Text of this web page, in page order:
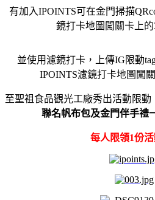
有加入IPOINTS可在金門掃描
鏡打卡地圖闖關卡上的
並使用濾鏡打卡，
上傳IG限動
IPOINTS濾鏡打卡地圖闖
至聖祖食品觀光工廠秀出活動限動
聯名帆布包及金門伴手禮
每人限領1份